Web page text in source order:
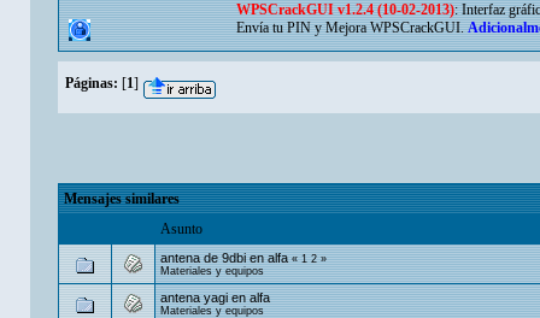
WPSCrackGUI v1.2.4 (10-02-2013): Interfaz
Envía tu PIN y Mejora WPSCrackGUI.
Páginas: [1]
Mensajes similares
Asunto
antena de 9dbi en alfa «1 2»
Materiales y equipos
antena yagi en alfa
Materiales y equipos